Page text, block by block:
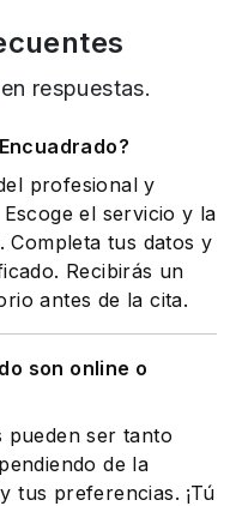
respuestas.
profesional y
el servicio y la
Completa tus datos y
Recibirás un
antes de la cita.
son online o
pueden ser tanto
de la
tus preferencias. ¡Tú